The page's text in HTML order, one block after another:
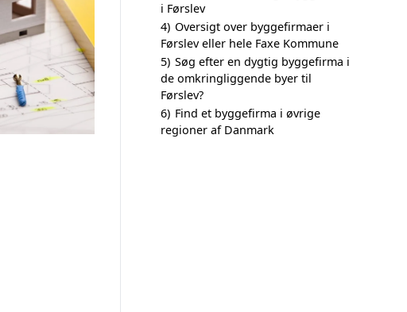
i Førslev
4) Oversigt over byggefirmaer i
Førslev eller hele Faxe Kommune
5) Søg efter en dygtig byggefirma i
de omkringliggende byer til
Førslev?
6) Find et byggefirma i øvrige
regioner af Danmark